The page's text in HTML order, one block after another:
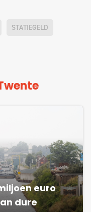
STATIEGELD
euro
dure